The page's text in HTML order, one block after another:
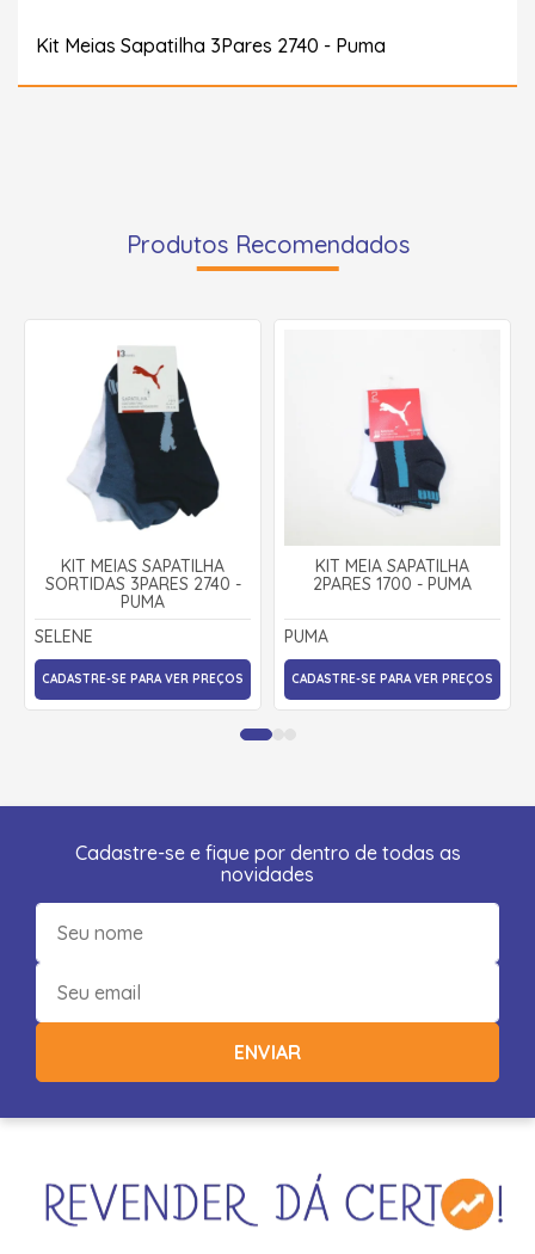
Kit Meias Sapatilha 3Pares 2740 - Puma
Produtos Recomendados
KIT MEIAS SAPATILHA
SORTIDAS 3PARES 2740 -
PUMA
SELENE
CADASTRE-SE PARA VER PREÇOS
KIT MEIA SAPATILHA
2PARES 1700 - PUMA
PUMA
CADASTRE-SE PARA VER PREÇOS
Cadastre-se e fique por dentro de todas as
novidades
ENVIAR